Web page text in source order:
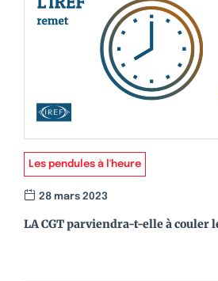
Les pendules à l'heure
28 mars 2023
LA CGT parviendra-t-elle à couler